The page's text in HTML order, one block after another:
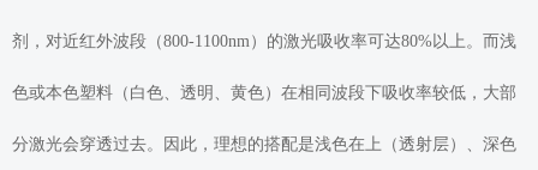
剂，对近红外波段（800-1100nm）的激光吸收率可达80%以上。而浅
色或本色塑料（白色、透明、黄色）在相同波段下吸收率较低，大部
分激光会穿透过去。因此，理想的搭配是浅色在上（透射层）、深色